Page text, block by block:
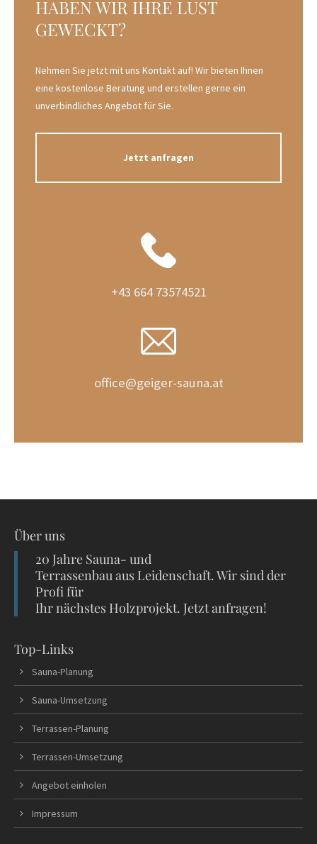
HABEN WIR IHRE LUST
GEWECKT?
Nehmen Sie jetzt mit uns Kontakt auf! Wir bieten Ihnen
eine kostenlose Beratung und erstellen gerne ein
unverbindliches Angebot für Sie.
Jetzt anfragen
+43 664 73574521
office@geiger-sauna.at
Über uns
20 Jahre Sauna- und
Terrassenbau aus Leidenschaft. Wir sind der
Profi für
Ihr nächstes Holzprojekt. Jetzt anfragen!
Top-Links
Sauna-Planung
Sauna-Umsetzung
Terrassen-Planung
Terrassen-Umsetzung
Angebot einholen
Impressum